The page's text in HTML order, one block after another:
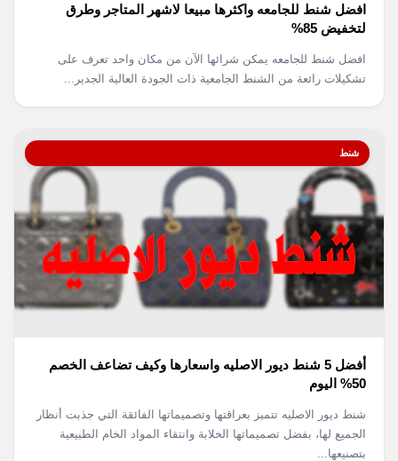
افضل شنط للجامعه واكثرها مبيعا لاشهر المتاجر وطرق
لتخفيض 85%
افضل شنط للجامعه يمكن شرائها الآن من مكان واحد تعرف على
تشكيلات رائعة من الشنط الجامعية ذات الجودة العالية الجدير...
شنط
أفضل 5 شنط ديور الاصليه واسعارها وكيف تضاعف الخصم
50% اليوم
شنط ديور الاصليه تتميز بعراقتها وتصميماتها الفائقة التي جذبت أنظار
الجميع لها، بفضل تصميماتها الخلابة وانتقاء المواد الخام الطبيعية
بتصنيعها...